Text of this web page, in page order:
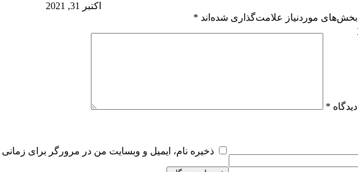
اکتبر 31, 2021
بخش‌های موردنیاز علامت‌گذاری شده‌اند *
دیدگاه *
ذخیره نام، ایمیل و وبسایت من در مرورگر برای